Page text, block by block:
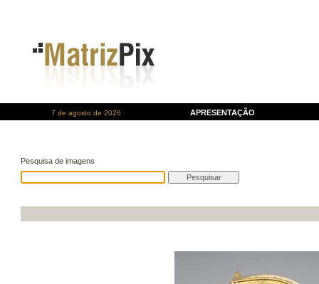
7 de agosto de 2026 APRESENTAÇÃO
Pesquisa de imagens